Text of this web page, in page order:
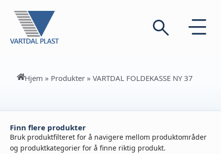
Hjem » Produkter » VARTDAL FOLDEKASSE NY 37
Finn flere produkter
Bruk produktfilteret for å navigere mellom produktområder
og produktkategorier for å finne riktig produkt.